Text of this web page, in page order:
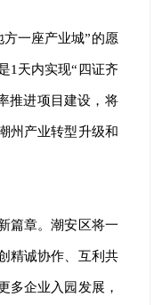
一座产业城”的愿
1天内实现“四证齐
推进项目建设，将
州产业转型升级和
篇章。潮安区将一
精诚协作、互利共
多企业入园发展，